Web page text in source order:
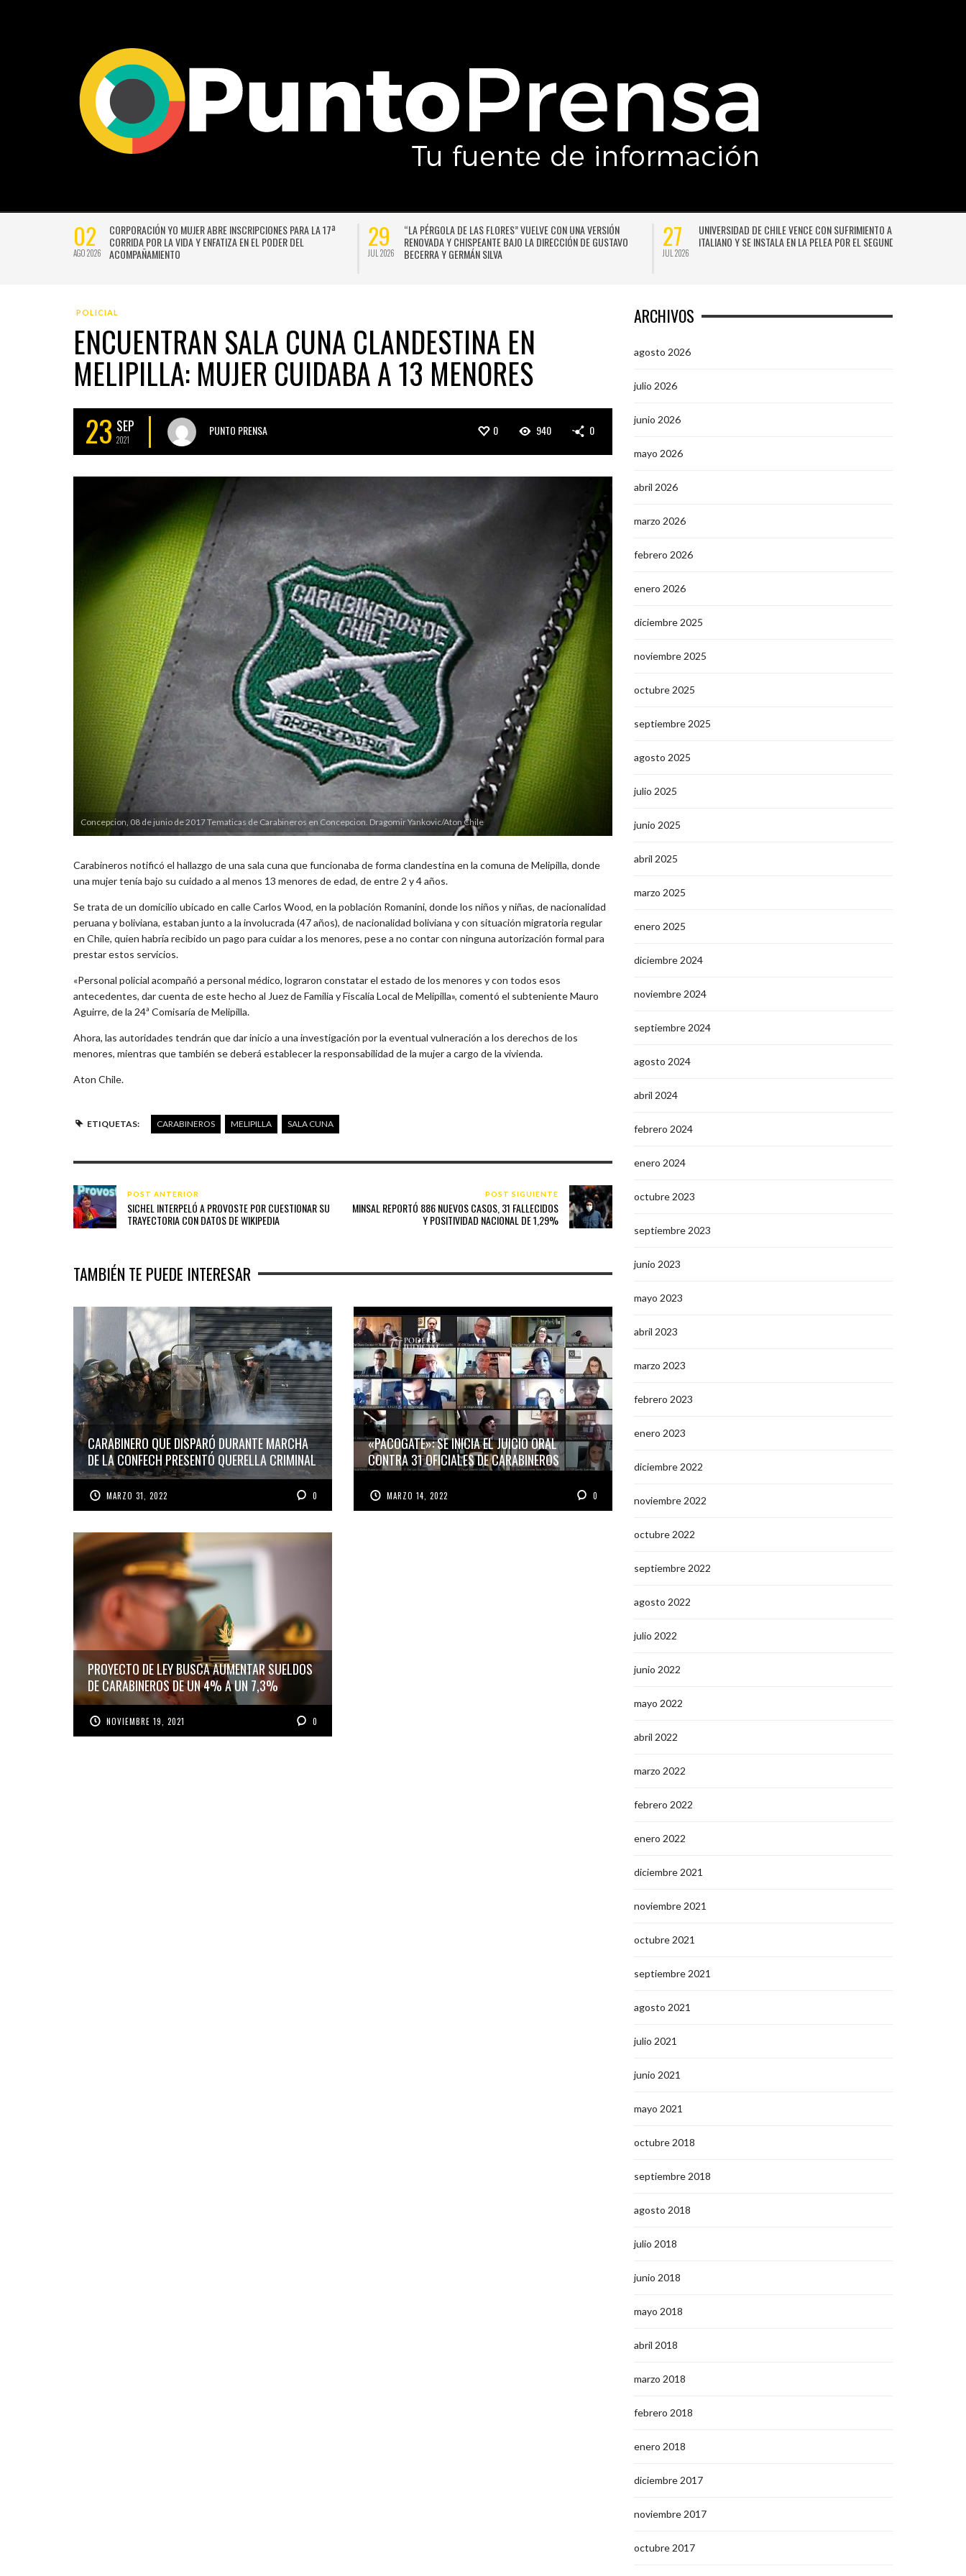
29
JUL 2026
“LA PÉRGOLA DE LAS FLORES” VUELVE CON UNA VERSIÓN
RENOVADA Y CHISPEANTE BAJO LA DIRECCIÓN DE GUSTAVO
BECERRA Y GERMÁN SILVA
27
JUL 2026
UNIVERSIDAD DE CHILE VENCE CON SUFRIMIENTO A AUDAX
ITALIANO Y SE INSTALA EN LA PELEA POR EL SEGUNDO LUGAR
27
JUL 2026
LA LLUVIA NO DA TREGUA: PRONOSTICAN UN NUEVO SISTEMA
FRONTAL PARA SANTIAGO A COMIENZOS DE LA PRÓXIMA
POLICIAL
ENCUENTRAN SALA CUNA CLANDESTINA EN
MELIPILLA: MUJER CUIDABA A 13 MENORES
23 SEP
2021
PUNTO PRENSA 0 940 0
Concepcion, 08 de junio de 2017 Tematicas de Carabineros en Concepcion. Dragomir Yankovic/Aton Chile
Carabineros notificó el hallazgo de una sala cuna que funcionaba de forma clandestina en la comuna de Melipilla, donde
una mujer tenía bajo su cuidado a al menos 13 menores de edad, de entre 2 y 4 años.
Se trata de un domicilio ubicado en calle Carlos Wood, en la población Romanini, donde los niños y niñas, de nacionalidad
peruana y boliviana, estaban junto a la involucrada (47 años), de nacionalidad boliviana y con situación migratoria regular
en Chile, quien habría recibido un pago para cuidar a los menores, pese a no contar con ninguna autorización formal para
prestar estos servicios.
«Personal policial acompañó a personal médico, lograron constatar el estado de los menores y con todos esos
antecedentes, dar cuenta de este hecho al Juez de Familia y Fiscalía Local de Melipilla», comentó el subteniente Mauro
Aguirre, de la 24ª Comisaría de Melipilla.
Ahora, las autoridades tendrán que dar inicio a una investigación por la eventual vulneración a los derechos de los
menores, mientras que también se deberá establecer la responsabilidad de la mujer a cargo de la vivienda.
Aton Chile.
ETIQUETAS: CARABINEROS MELIPILLA SALA CUNA
POST ANTERIOR
SICHEL INTERPELÓ A PROVOSTE POR CUESTIONAR SU
TRAYECTORIA CON DATOS DE WIKIPEDIA
POST SIGUIENTE
MINSAL REPORTÓ 886 NUEVOS CASOS, 31 FALLECIDOS
Y POSITIVIDAD NACIONAL DE 1,29%
TAMBIÉN TE PUEDE INTERESAR
CARABINERO QUE DISPARÓ DURANTE MARCHA
DE LA CONFECH PRESENTÓ QUERELLA CRIMINAL
MARZO 31, 2022 0
«PACOGATE»: SE INICIA EL JUICIO ORAL
CONTRA 31 OFICIALES DE CARABINEROS
MARZO 14, 2022 0
PROYECTO DE LEY BUSCA AUMENTAR SUELDOS
DE CARABINEROS DE UN 4% A UN 7,3%
NOVIEMBRE 19, 2021 0
ARCHIVOS
agosto 2026
julio 2026
junio 2026
mayo 2026
abril 2026
marzo 2026
febrero 2026
enero 2026
diciembre 2025
noviembre 2025
octubre 2025
septiembre 2025
agosto 2025
julio 2025
junio 2025
abril 2025
marzo 2025
enero 2025
diciembre 2024
noviembre 2024
septiembre 2024
agosto 2024
abril 2024
febrero 2024
enero 2024
octubre 2023
septiembre 2023
junio 2023
mayo 2023
abril 2023
marzo 2023
febrero 2023
enero 2023
diciembre 2022
noviembre 2022
octubre 2022
septiembre 2022
agosto 2022
julio 2022
junio 2022
mayo 2022
abril 2022
marzo 2022
febrero 2022
enero 2022
diciembre 2021
noviembre 2021
octubre 2021
septiembre 2021
agosto 2021
julio 2021
junio 2021
mayo 2021
octubre 2018
septiembre 2018
agosto 2018
julio 2018
junio 2018
mayo 2018
abril 2018
marzo 2018
febrero 2018
enero 2018
diciembre 2017
noviembre 2017
octubre 2017